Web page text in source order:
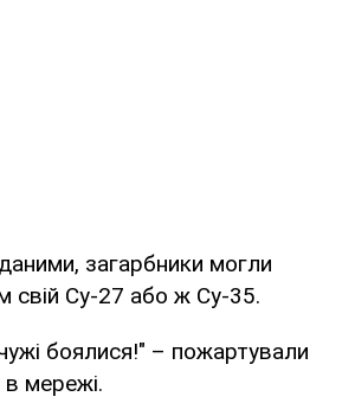
загарбники могли
свій Су-27 або ж Су-35.
боялися!" – пожартували
мережі.